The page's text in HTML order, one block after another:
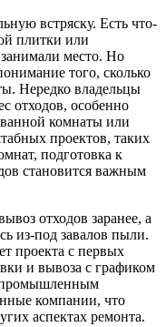
встряску. Есть что-
плитки или
место. Но
того, сколько
Нередко владельцы
отходов, особенно
комнаты или
проектов, таких
подготовка к
становится важным
отходов заранее, а
из-под завалов пыли.
проекта с первых
и вывоза с графиком
компании, что
аспектах ремонта.